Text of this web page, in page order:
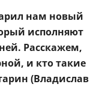
нам новый
исполняют
Расскажем,
и кто такие
(Владислав